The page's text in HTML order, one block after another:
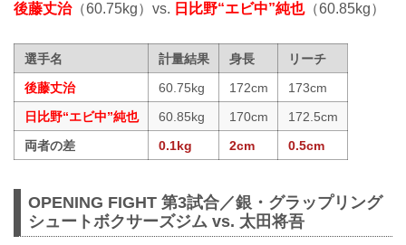
後藤丈治（60.75kg）vs. 日比野“エビ中”純也（60.85kg）
選手名 計量結果 身長
リーチ
後藤丈治
60.75kg 172cm
173cm
日比野“エビ中”純也
60.85kg 170cm
172.5cm
両者の差
0.1kg 2cm 0.5cm
OPENING FIGHT 第3試合／銀・グラップリング
シュートボクサーズジム vs. 太田将吾